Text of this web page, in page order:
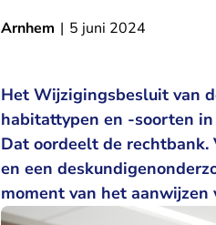
Arnhem | 5 juni 2024
Het Wijzigingsbesluit van
habitattypen en -soorten
Dat oordeelt de
en een
moment van het